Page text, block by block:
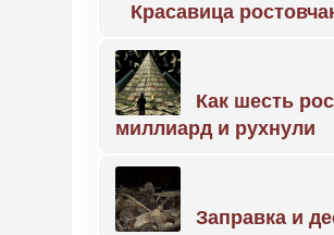
Красавица
Как шесть
миллиард и рухнули
Заправка и